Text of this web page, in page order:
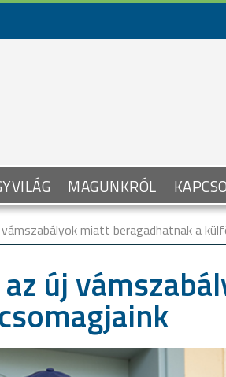
MAGUNKRÓL
miatt beragadhatnak a
új